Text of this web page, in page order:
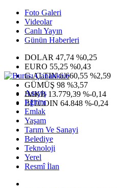
Foto Galeri
Videolar
Canlı Yayın
Günün Haberleri
DOLAR 47,74 %0,25
EURO 55,25 %0,43
G.ALTIN6.660,55 %2,59
GÜMÜŞ 98 %3,57
IMKB 13.779,39 %-0,14
BITCOIN 64.848 %-0,24
Asayiş
Eğitim
Emlak
Yaşam
Tarım Ve Sanayi
Belediye
Teknoloji
Yerel
Resmî İlan